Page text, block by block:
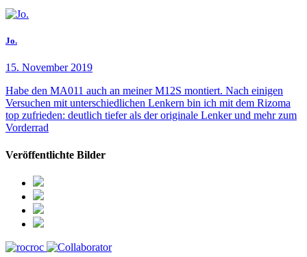
Jo.
15. November 2019
Habe den MA011 auch an meiner M12S montiert. Nach einigen
Versuchen mit unterschiedlichen Lenkern bin ich mit dem Rizoma
top zufrieden: deutlich tiefer als der originale Lenker und mehr zum
Vorderrad
Veröffentlichte Bilder